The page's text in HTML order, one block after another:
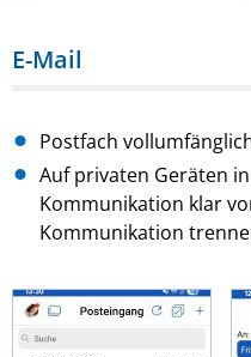
E-Mail
Postfach
Auf privaten Geräten
Kommunikation klar
Kommunikation